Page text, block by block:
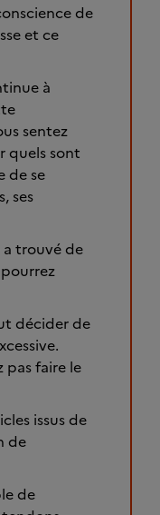
de
et ce
à
sentez
quels sont
de se
ses
trouvé de
décider de
faire le
issus de
de
de